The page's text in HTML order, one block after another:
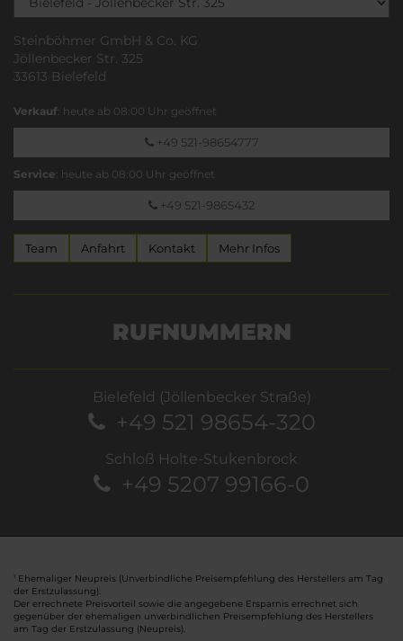
Steinböhmer GmbH & Co. KG
Jöllenbecker Str. 325
33613 Bielefeld
Verkauf: heute ab 08:00 Uhr geöffnet
+49 521-98654777
Service: heute ab 08:00 Uhr geöffnet
+49 521-9865432
Team Anfahrt Kontakt Mehr Infos
RUFNUMMERN
Bielefeld (Jöllenbecker Straße)
+49 521 98654-320
Schloß Holte-Stukenbrock
+49 5207 99166-0
Ehemaliger Neupreis (Unverbindliche Preisempfehlung des Herstellers am Tag
der Erstzulassung).
Der errechnete Preisvorteil sowie die angegebene Ersparnis errechnet sich
gegenüber der ehemaligen unverbindlichen Preisempfehlung des Herstellers
am Tag der Erstzulassung (Neupreis).